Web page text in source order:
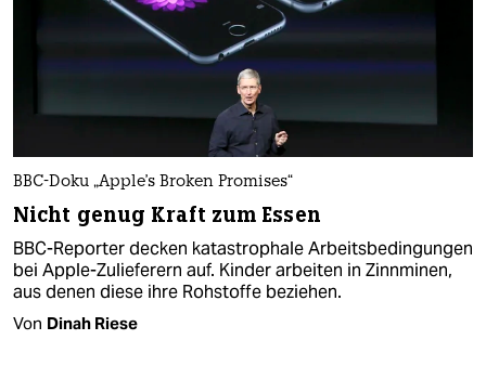
BBC-Doku „Apple's Broken Promises“
Nicht genug Kraft zum Essen
BBC-Reporter decken katastrophale Arbeitsbedingungen
bei Apple-Zulieferern auf. Kinder arbeiten in Zinnminen,
aus denen diese ihre Rohstoffe beziehen.
Von Dinah Riese